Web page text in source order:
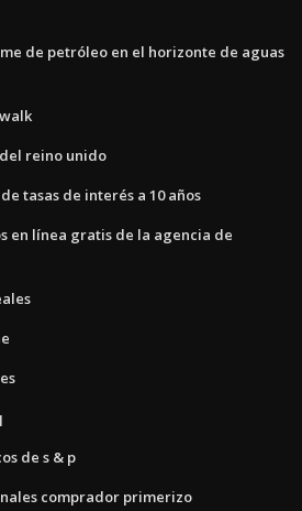
de petróleo en el horizonte de aguas
reino unido
tasas de interés a 10 años
en línea gratis de la agencia de
de s & p
comprador primerizo